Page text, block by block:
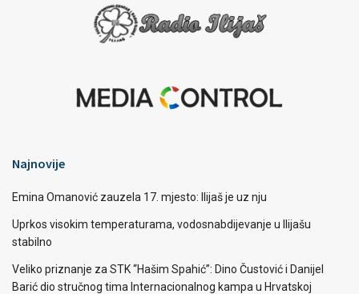
Najnovije
Emina Omanović zauzela 17. mjesto: Ilijaš je uz nju
Uprkos visokim temperaturama, vodosnabdijevanje u Ilijašu
stabilno
Veliko priznanje za STK “Hašim Spahić”: Dino Čustović i Danijel
Barić dio stručnog tima Internacionalnog kampa u Hrvatskoj